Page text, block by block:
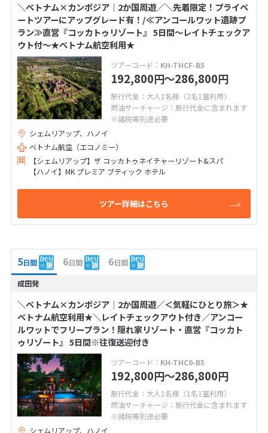
＼ベトナム×カンボジア│2か国周遊／＼先着限定！プライベ
ートツアーにアップグレード有！/≪アンコールワット遺跡プ
ラン≫直営『コッカトゥリゾート』 5日間～レイトチェックア
ウト付～★ベトナム航空利用★
ツアーコード： KH-THCF-B5
192,800円〜286,800円
旅行代金：大人1名様（2名1室利用）
燃油サーチャージ：旅行代金に含まれます
※諸税等別途必要
シェムリアップ、ハノイ
ベトナム航空（エコノミー）
【シェムリアップ】ザ コッカトゥネイチャーリゾート&スパ
【ハノイ】MK プレミア ブティック ホテル
ツアー詳細はこちら
5日間 6日間 6日間
成田発
＼ベトナム×カンボジア│2か国周遊／＜気軽にひとり旅＞★
ベトナム航空利用★＼レイトチェックアウト付き／アンコー
ルワットでフリープラン！隠れ家リゾート・直営『コッカト
ゥリゾート』 5日間※往復送迎付き
ツアーコード： KH-THC0-B5
192,800円〜286,800円
旅行代金：大人1名様（1名1室利用）
燃油サーチャージ：旅行代金に含まれます
※諸税等別途必要
シェムリアップ、ハノイ